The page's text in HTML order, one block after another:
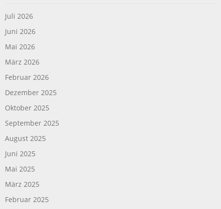
Juli 2026
Juni 2026
Mai 2026
März 2026
Februar 2026
Dezember 2025
Oktober 2025
September 2025
August 2025
Juni 2025
Mai 2025
März 2025
Februar 2025